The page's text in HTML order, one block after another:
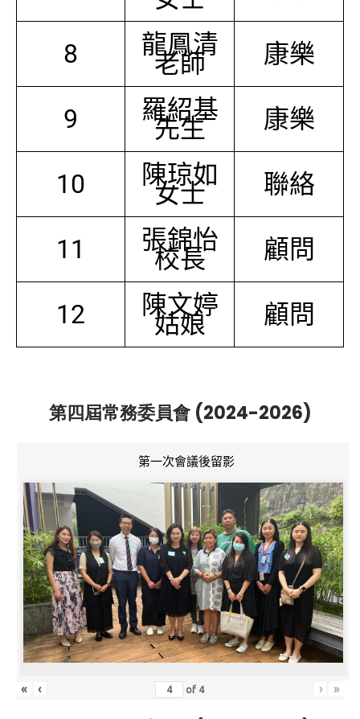
8 龍鳳清
老師 康樂
9 羅紹基
先生 康樂
10 陳琼如
女士 聯絡
11 張錦怡
校長 顧問
12 陳文婷
姑娘 顧問
第四屆常務委員會 (2024-2026)
第一次會議後留影
« ‹ of 4 › »